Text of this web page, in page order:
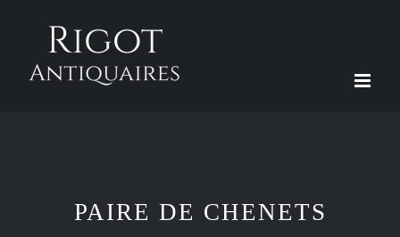
contenu
PAIRE DE CHENETS